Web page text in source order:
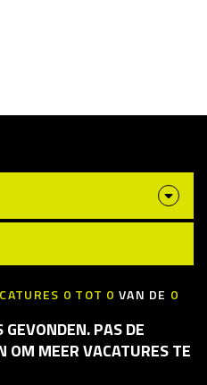
0 TOT 0 VAN DE 0
GEVONDEN. PAS DE
OM MEER VACATURES TE